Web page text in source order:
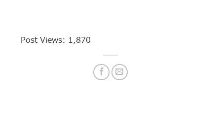
Post Views: 1,870